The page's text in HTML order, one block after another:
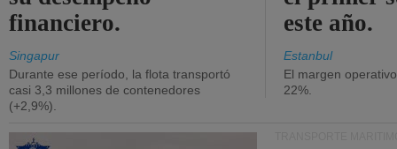
financiero.
Singapur
Durante ese período, la flota transportó
casi 3,3 millones de contenedores
(+2,9%).
este año.
Estanbul
El margen
22%.